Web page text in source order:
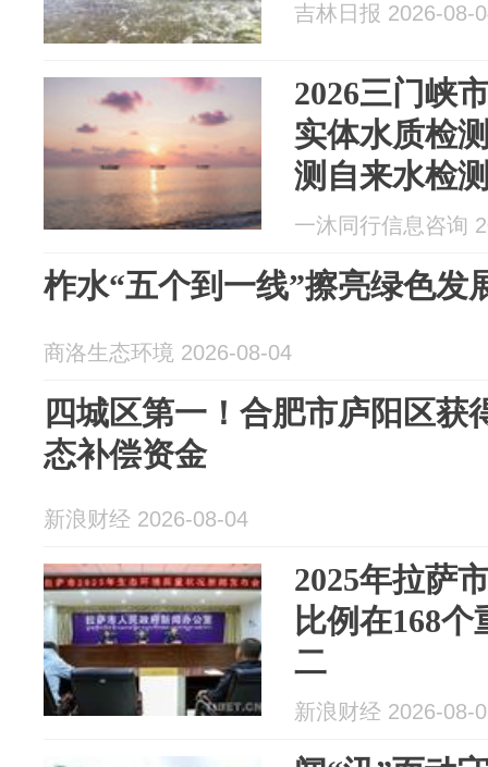
吉林日报 2026-08-
2026三门峡
实体水质检
测自来水检
第三方实地
一沐同行信息咨询
柞水“五个到一线”擦亮绿色发
商洛生态环境 2026-08-04
四城区第一！合肥市庐阳区获
态补偿资金
新浪财经 2026-08-04
2025年拉萨
比例在168
二
新浪财经 2026-08-